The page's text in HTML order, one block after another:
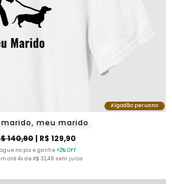
Algodão peruano
marido, meu marido
140,90 | R$ 129,90
no pix e ganhe+2% OFF
até 4x de R$ 32,48 sem juros